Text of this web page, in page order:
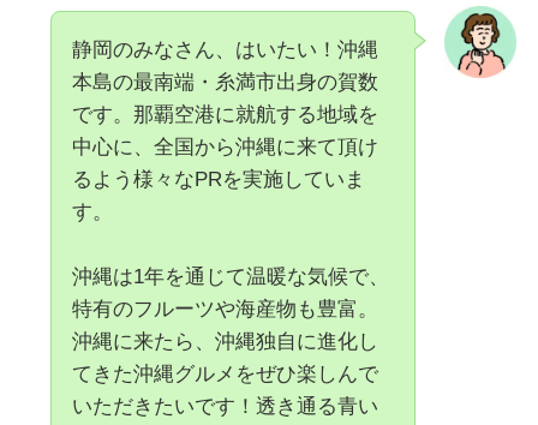
静岡のみなさん、はいたい！沖縄
本島の最南端・糸満市出身の賀数
です。那覇空港に就航する地域を
中心に、全国から沖縄に来て頂け
るよう様々なPRを実施していま
す。
沖縄は1年を通じて温暖な気候で、
特有のフルーツや海産物も豊富。
沖縄に来たら、沖縄独自に進化し
てきた沖縄グルメをぜひ楽しんで
いただきたいです！透き通る青い